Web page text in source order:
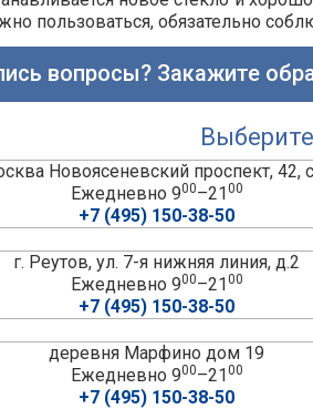
пользоваться, обязательно
вопросы? Закажите
Новоясеневский проспект, 42,
Ежедневно 900–2100
+7 (495) 150-38-50
г. Реутов, ул. 7-я нижняя линия, д.2
Ежедневно 900–2100
+7 (495) 150-38-50
деревня Марфино дом 19
Ежедневно 900–2100
+7 (495) 150-38-50